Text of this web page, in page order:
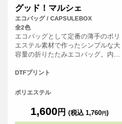
グッド！マルシェ
エコバッグ / CAPSULEBOX
全2色
エコバッグとして定番の薄手のポリ
エステル素材で作ったシンプルな大
容量の折りたたみエコバッグ。内ポ
が可能で、ポリエステル素材のため
でかさばらないため人気の高いエコ
DTFプリント
ポリエステル
1,600円 (税込 1,760円)